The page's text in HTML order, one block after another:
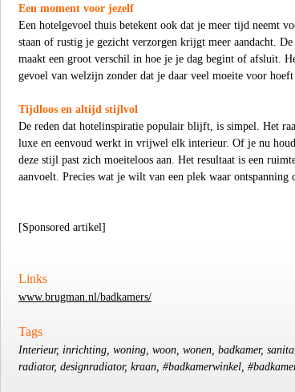
Een moment voor jezelf
Een hotelgevoel thuis betekent ook dat je meer tijd neemt
staan of rustig je gezicht verzorgen krijgt meer aandacht.
maakt een groot verschil in hoe je je dag begint of afsluit.
gevoel van welzijn zonder dat je daar veel moeite voor hoeft
Tijdloos en altijd stijlvol
De reden dat hotelinspiratie populair blijft, is simpel. Het
luxe en eenvoud werkt in vrijwel elk interieur. Of je nu
deze stijl past zich moeiteloos aan. Het resultaat is een
aanvoelt. Precies wat je wilt van een plek waar ontspanning
[Sponsored artikel]
Links
www.brugman.nl/badkamers/
Tags
Interieur, inrichting, woning, woon, wonen, badkamer,
radiator, designradiator, kraan, #badkamerwinkel,